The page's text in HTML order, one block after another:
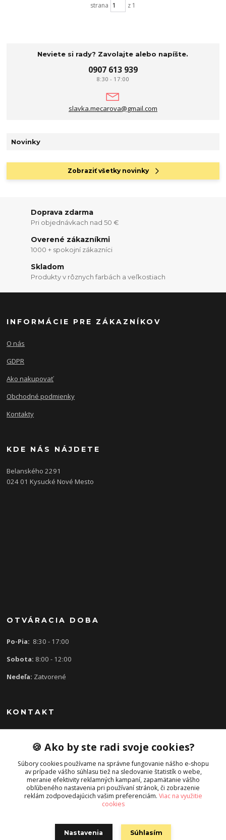
strana z 1
Neviete si rady? Zavolajte alebo napíšte.
0907 613 939
8:30 - 17:00
slavka.mecarova@gmail.com
Novinky
Zobraziť všetky novinky
Doprava zdarma
Pri objednávkach nad 50 €
Overené zákazníkmi
1000 + spokojní zákazníci
Skladom
Produkty v rôznych farbách a veľkostiach
INFORMÁCIE PRE ZÁKAZNÍKOV
O nás
GDPR
Ako nakupovať
Obchodné podmienky
Kontakty
KDE NÁS NÁJDETE
Belanského 2291
024 01 Kysucké Nové Mesto
OTVÁRACIA DOBA
Po-Pia: 8:30 - 17:00
Sobota: 8:00 - 12:00
Nedeľa: Zatvorené
KONTAKT
0907 613 939
slavka.mecarova@gmail.com
🍪 Ako by ste radi svoje cookies?
Súbory cookies používame na správne fungovanie nášho e-shopu
av prípade vášho súhlasu tiež na sledovanie štatistík o webe,
meranie efektivity reklamných kampaní, zapamätanie vášho
obľúbeného nastavenia pri používaní stránok, či zobrazenie
reklám zodpovedajúcich vašim preferenciám. Viac na využitie
cookies
Nastavenia Súhlasím